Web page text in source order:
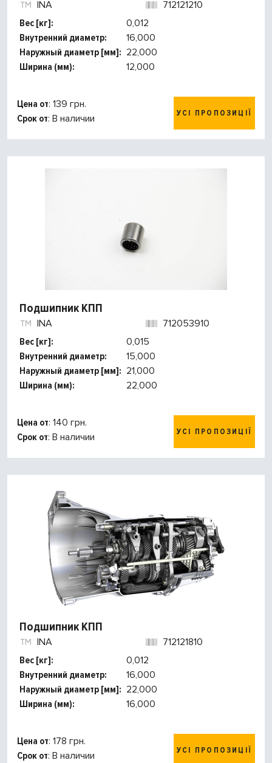
INA
712121210
Вес [кг]:
0,012
Внутренний диаметр:
16,000
Наружный диаметр [мм]: 22,000
Ширина (мм):
12,000
Цена от: 139 грн.
Срок от: В наличии УСІ ПРОПОЗИЦІЇ
Подшипник КПП
INA
712053910
Вес [кг]:
0,015
Внутренний диаметр:
15,000
Наружный диаметр [мм]: 21,000
Ширина (мм):
22,000
Цена от: 140 грн.
Срок от: В наличии УСІ ПРОПОЗИЦІЇ
Подшипник КПП
INA
712121810
Вес [кг]:
0,012
Внутренний диаметр:
16,000
Наружный диаметр [мм]: 22,000
Ширина (мм):
16,000
Цена от: 178 грн.
Срок от: В наличии УСІ ПРОПОЗИЦІЇ